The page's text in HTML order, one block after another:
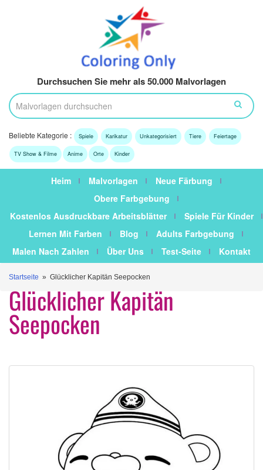
Durchsuchen Sie mehr als 50.000 Malvorlagen
Beliebte Kategorie : Spiele Karikatur Unkategorisiert Tiere Feiertage
TV Show & Filme Anime Orte Kinder
Heim Malvorlagen
Neue Färbung
Obere Farbgebung
Kostenlos Ausdruckbare Arbeitsblätter
Spiele Für Kinder
Lernen Mit Farben
Blog
Adults Farbgebung
Malen Nach Zahlen
Über Uns Test-Seite Kontakt
Startseite » Glücklicher Kapitän Seepocken
Glücklicher Kapitän
Seepocken